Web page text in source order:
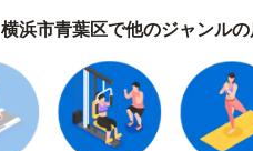
横浜市青葉区で他のジャンル